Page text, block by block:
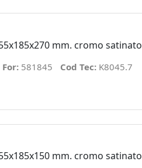
mm. cromo satinato
For: 581845 Cod Tec: K8045.7
mm. cromo satinato